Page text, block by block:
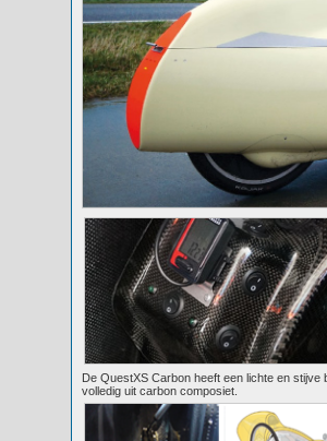
De QuestXS Carbon heeft een lichte en stijve
volledig uit carbon composiet.